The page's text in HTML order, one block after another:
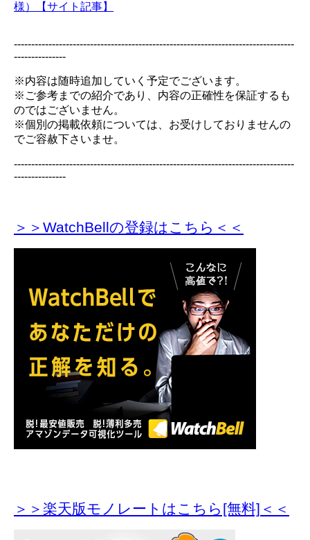
様）【サイト記事】
---------------------------------------------------------------------------------
---------------
※内容は随時追加していく予定でございます。
※ご参考までの紹介であり、内容の正確性を保証するも
のではございません。
※個別の掲載依頼については、お受けしておりませんの
でご容赦下さいませ。
---------------------------------------------------------------------------------
---------------
＞＞WatchBellの登録はこちら＜＜
＞＞楽天版モノレートはこちら[無料]＜＜